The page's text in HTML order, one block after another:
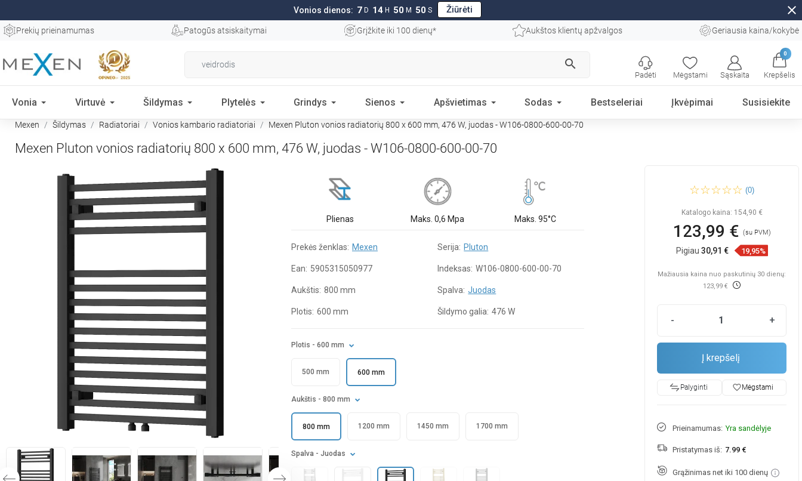
Vonios dienos: 7 D 14 H 50 M 49 S Žiūrėti close
Prekių prieinamumas Patogūs atsiskaitymai Grįžkite iki 100 dienų* Aukštos klientų apžvalgos Geriausia kaina/kokybė
search
Mėgstami Sąskaita
0
Krepšelis
Padėti
Vonia Virtuvė Šildymas Plytelės Grindys Sienos Apšvietimas Sodas Bestseleriai Įkvėpimai Susisiekite
Mexen Šildymas Radiatoriai Vonios kambario radiatoriai Mexen Pluton vonios radiatorių 800 x 600 mm, 476 W, juodas - W106-0800-600-00-70
Mexen Pluton vonios radiatorių 800 x 600 mm, 476 W, juodas - W106-0800-600-00-70
Plienas Maks. 0,6 Mpa Maks. 95°C
Prekės ženklas: Mexen Serija: Pluton
Ean: 5905315050977 Indeksas: W106-0800-600-00-70
Aukštis: 800 mm Spalva: Juodas
Plotis: 600 mm Šildymo galia: 476 W
Plotis - 600 mm
500 mm 600 mm
Aukštis - 800 mm
800 mm 1200 mm 1450 mm 1700 mm
Spalva - Juodas
radiatorių 800 x 600 mm, 476
00-70
(0)
Katalogo kaina: 154,90 €
123,99 € (su PVM)
Pigiau30,91 € 19,95%
Mažiausia kaina nuo paskutinių 30 dienų:
123,99 €
- +
Į krepšelį
Palyginti favorite_borderMėgstami
Prieinamumas: Yra sandėlyje
Pristatymas iš: 7.99 €
Grąžinimas net iki 100 dienų